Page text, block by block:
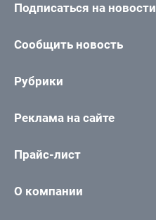
Подписаться на новости
Сообщить новость
Рубрики
Реклама на сайте
Прайс-лист
О компании